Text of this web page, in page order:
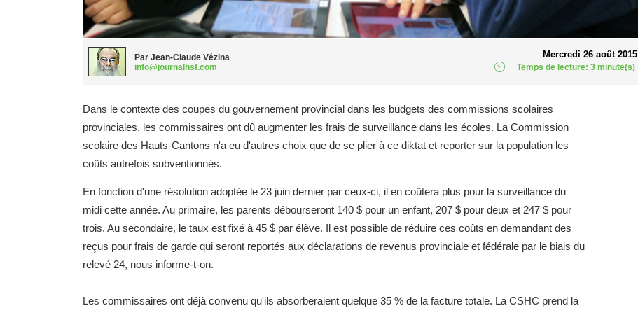
Par Jean-Claude Vézina
info@journalhsf.com
Mercredi 26 août 2015
Temps de lecture: 3 minute(s)
Dans le contexte des coupes du gouvernement provincial dans les budgets des commissions scolaires
provinciales, les commissaires ont dû augmenter les frais de surveillance dans les écoles. La Commission
scolaire des Hauts-Cantons n'a eu d'autres choix que de se plier à ce diktat et reporter sur la population les
coûts autrefois subventionnés.
En fonction d'une résolution adoptée le 23 juin dernier par ceux-ci, il en coûtera plus pour la surveillance du
midi cette année. Au primaire, les parents débourseront 140 $ pour un enfant, 207 $ pour deux et 247 $ pour
trois. Au secondaire, le taux est fixé à 45 $ par élève. Il est possible de réduire ces coûts en demandant des
reçus pour frais de garde qui seront reportés aux déclarations de revenus provinciale et fédérale par le biais du
relevé 24, nous informe-t-on.
Les commissaires ont déjà convenu qu'ils absorberaient quelque 35 % de la facture totale. La CSHC prend la